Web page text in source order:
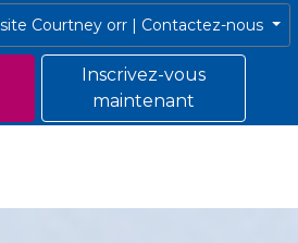
Courtney orr | Contactez-nous
Inscrivez-vous
maintenant